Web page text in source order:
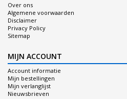
Over ons
Algemene voorwaarden
Disclaimer
Privacy Policy
Sitemap
MIJN ACCOUNT
Account informatie
Mijn bestellingen
Mijn verlanglijst
Nieuwsbrieven